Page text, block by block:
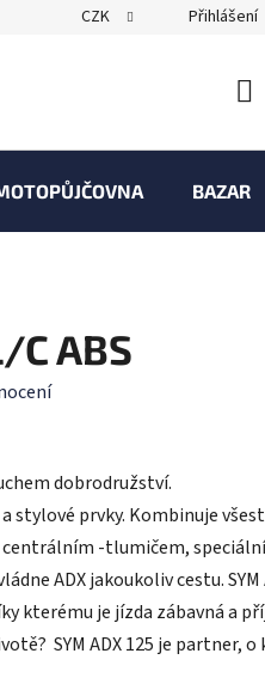
CZK Přihlášení
BAZAR
C ABS
dobrodružství.
stylové prvky. Kombinuje
centrálním -tlumičem,
ADX jakoukoliv cestu. SYM
kterému je jízda zábavná a
SYM ADX 125 je partner,